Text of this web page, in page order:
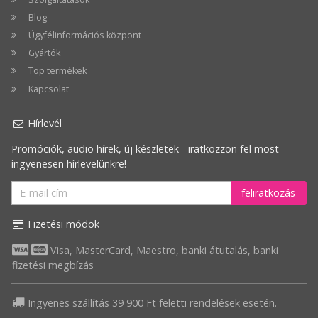
Blog
Ügyfélinformációs központ
Gyártók
Top termékek
Kapcsolat
Hírlevél
Promóciók, audio hírek, új készletek - iratkozzon fel most
ingyenesen hírlevelünkre!
feliratkozás
Fizetési módok
Visa, MasterCard, Maestro, banki átutalás, banki
fizetési megbízás
Ingyenes szállítás 39 900 Ft feletti rendelések esetén.